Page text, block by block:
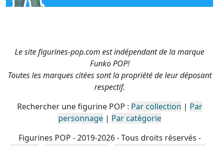
Le site figurines-pop.com est indépendant de la marque
Funko POP!
Toutes les marques citées sont la propriété de leur déposant
respectif.
Rechercher une figurine POP : Par collection | Par
personnage| Par catégorie
Figurines POP - 2019-2026 - Tous droits réservés -